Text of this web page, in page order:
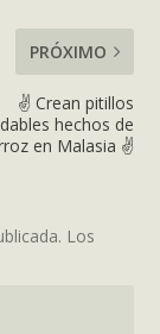
PRÓXIMO
✌ Crean pitillos
hechos de
en Malasia ✌
Los